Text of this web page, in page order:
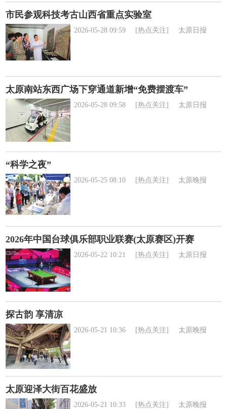
市民参观科技考古山西省重点实验室
2026-05-28 09:59 [热点关注] 太原日报
太原南站东西广场下穿通道新增“免费摆渡车”
2026-05-28 09:58 [热点关注] 太原日报
“科学之夜”
2026-05-25 08:10 [热点关注] 太原晚报
2026年中国台球俱乐部职业联赛(太原赛区)开赛
2026-05-22 10:21 [热点关注] 太原日报
探古韵 享清凉
2026-05-21 10:36 [热点关注] 太原晚报
太原迎泽大街百花盛放
2026-05-21 10:33 [热点关注] 太原晚报